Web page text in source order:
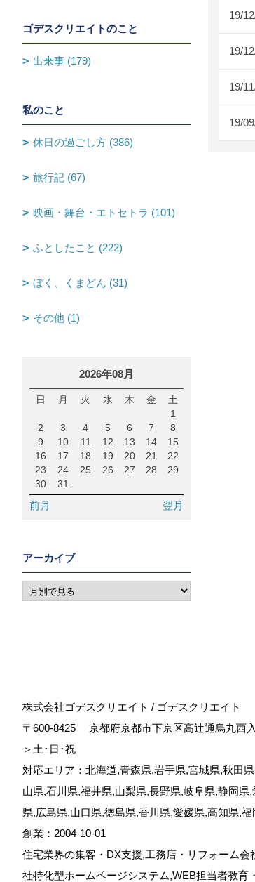
19/
19/
19/
19/
ゴデスクリエイトのこと
出来事 (179)
私のこと
休日の過ごし方 (386)
旅行記 (67)
映画・舞台・エトセトラ (101)
ふとしたこと (222)
ぼく、くまどん (31)
その他 (1)
2026年08月
日 月 火 水 木 金
土
1
2
3 4 5 6 7
8
9
10 11 12 13 14
15
16
17 18 19 20 21
22
23
24 25 26 27 28
29
30
31
前月 翌月
アーカイブ
株式会社ゴデスクリエイト / ゴデスクリエイト
〒600-8425
京都府京都市下京区高辻通烏丸西
＞土･日･祝
対応エリア：北海道,青森県,岩手県,宮城県,秋田
山県,石川県,福井県,山梨県,長野県,岐阜県,静岡
県,広島県,山口県,徳島県,香川県,愛媛県,高知県,
創業：2004-10-01
住宅業界の集客・DX支援,工務店・リフォーム
社特化型ホームページシステム,WEB担当者教育